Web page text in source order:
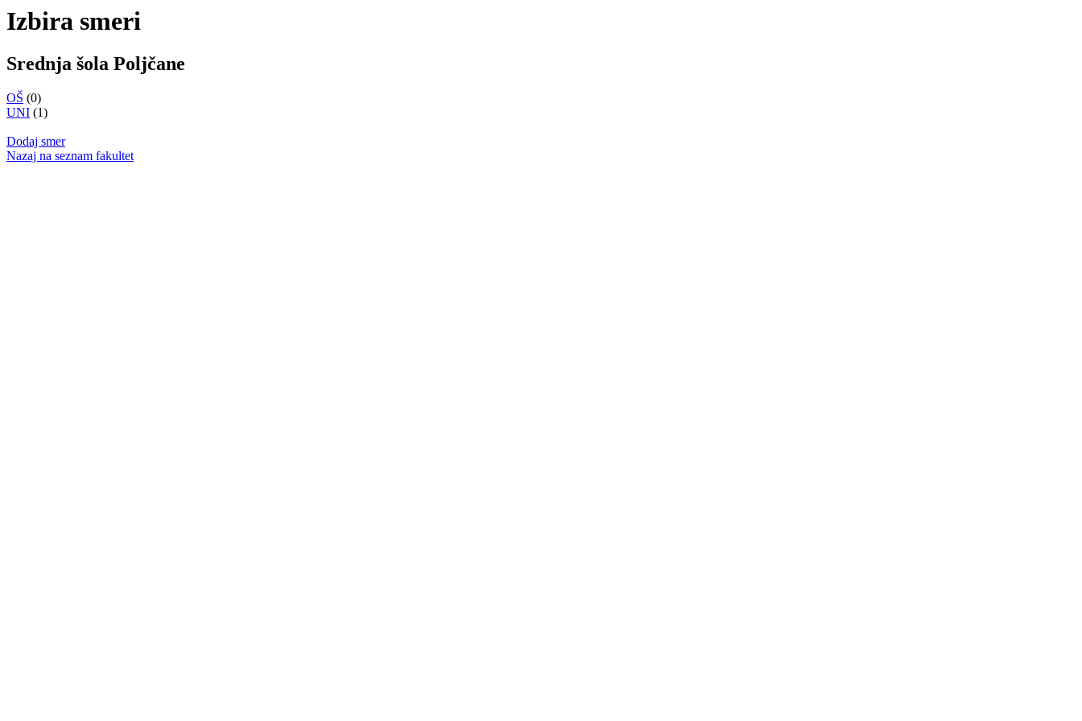
Izbira smeri
Srednja šola Poljčane
OŠ (0)
UNI (1)
Dodaj smer
Nazaj na seznam fakultet